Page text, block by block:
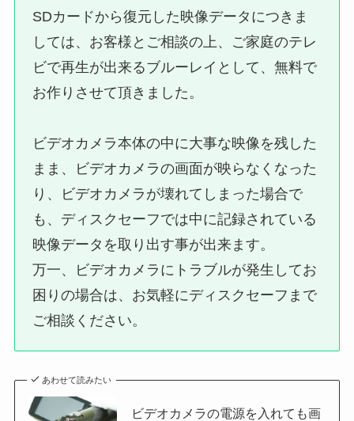
SDカードから復元した映像データにつきま
しては、お客様とご相談の上、ご家庭のテレ
ビで再生が出来るブルーレイとして、無料で
お作りさせて頂きました。
ビデオカメラ本体の中に大事な映像を残した
まま、ビデオカメラの画面が映らなくなった
り、ビデオカメラが壊れてしまった場合で
も、ディスクセーフでは中に記録されている
映像データを取り出す事が出来ます。
万一、ビデオカメラにトラブルが発生してお
困りの場合は、お気軽にディスクセーフまで
ご相談ください。
あわせて読みたい
ビデオカメラの電源を入れても画